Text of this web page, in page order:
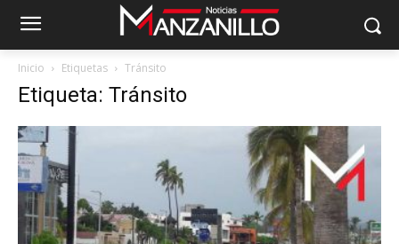
Inicio Etiquetas Tránsito
Etiqueta: Tránsito